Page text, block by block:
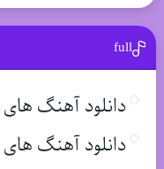
full
دانلود آهنگ های
دانلود آهنگ